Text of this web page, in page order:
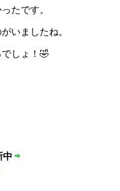
たです。
いましたね。
しょ！🤣
中